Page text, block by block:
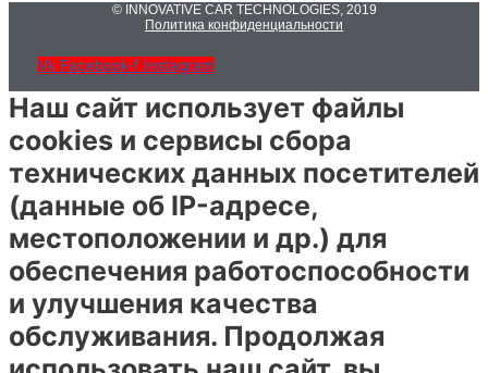
© INNOVATIVE CAR TECHNOLOGIES, 2019
Политика конфиденциальности
Vk Facebook-f Instagram
Наш сайт использует файлы
cookies и сервисы сбора
технических данных посетителей
(данные об IP-адресе,
местоположении и др.) для
обеспечения работоспособности
и улучшения качества
обслуживания. Продолжая